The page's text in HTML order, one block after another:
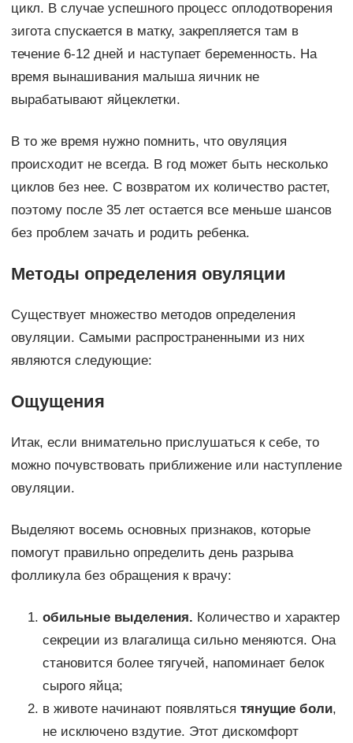
цикл. В случае успешного процесс оплодотворения
зигота спускается в матку, закрепляется там в
течение 6-12 дней и наступает беременность. На
время вынашивания малыша яичник не
вырабатывают яйцеклетки.
В то же время нужно помнить, что овуляция
происходит не всегда. В год может быть несколько
циклов без нее. С возвратом их количество растет,
поэтому после 35 лет остается все меньше шансов
без проблем зачать и родить ребенка.
Методы определения овуляции
Существует множество методов определения
овуляции. Самыми распространенными из них
являются следующие:
Ощущения
Итак, если внимательно прислушаться к себе, то
можно почувствовать приближение или наступление
овуляции.
Выделяют восемь основных признаков, которые
помогут правильно определить день разрыва
фолликула без обращения к врачу:
обильные выделения. Количество и характер
секреции из влагалища сильно меняются. Она
становится более тягучей, напоминает белок
сырого яйца;
в животе начинают появляться тянущие боли,
не исключено вздутие. Этот дискомфорт